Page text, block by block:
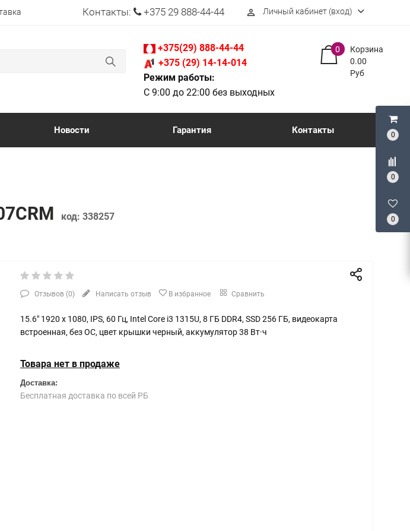
0
0
0
Контакты: +375 29 888-44-44 perm_identity Личный кабинет (вход)
+375(29) 888-44-44
+375 (29) 14-14-014
Режим работы:
С 9:00 до 22:00 без выходных
Корзина
0
0.00
Руб
Новости Гарантия Контакты
код: 338257
Отзывов (0) Написать отзыв В избранное Сравнить
15.6" 1920 x 1080, IPS, 60 Гц, Intel Core i3 1315U, 8 ГБ DDR4, SSD 256 ГБ, видеокарта
встроенная, без ОС, цвет крышки черный, аккумулятор 38 Вт·ч
Товара нет в продаже
Доставка:
Бесплатная доставка по всей РБ